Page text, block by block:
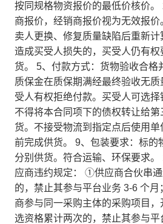
按同规格物资报价的最低价核价
商报价，经销商报价视为无效报
卖人更换、修复质量缺陷后重新
造成买受人损失的，买受人仍有
货。 5、付款方式：货物验收合
质保金在质保期满经最终验收无
受人有权拒绝付款。买受人可选
不得将本合同项下的债权转让给
货。不接受物流到指定点后使用
前完成供货。 9、包装要求：标
分别供货。符合运输、环保要求
应商违约规定： ①供应商合伙串
的，禁止其参与平台业务 3-6 个
商参与同一采购主体的采购项目
选资格累计两次的，禁止其参与